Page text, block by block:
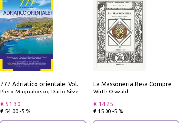
Piero Magnabosco; Dario Silvestro; Marco Sbrizzi
€ 51.30
€ 54.00 -5 %
Wirth Oswald
€ 14.25
€ 15.00 -5 %